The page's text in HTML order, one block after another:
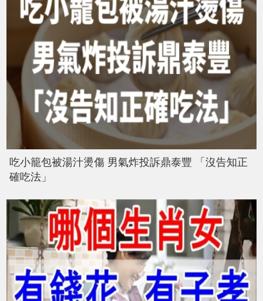
吃小籠包被湯汁燙傷 男氣炸投訴鼎泰豐 「沒告知正
確吃法」